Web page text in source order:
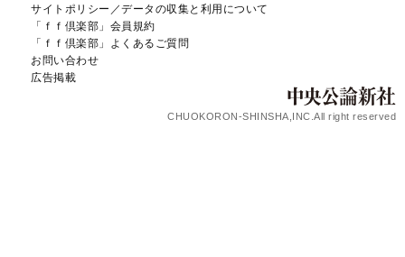
サイトポリシー／データの収集と利用について
「ｆｆ倶楽部」会員規約
「ｆｆ倶楽部」よくあるご質問
お問い合わせ
広告掲載
CHUOKORON-SHINSHA,INC.All right reserved